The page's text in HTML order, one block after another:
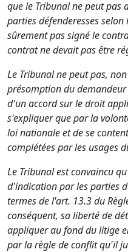
que le Tribunal ne peut pas
parties défenderesses
sûrement pas signé le
contrat ne devait pas être
Le Tribunal ne peut pas,
présomption du
d'un accord sur le droit
s'expliquer que par la
loi nationale et de se
complétées par les usages
Le Tribunal est convaincu
d'indication par les parties
termes de l'art. 13.3 du
conséquent, sa liberté de
appliquer au fond du litige
par la règle de conflit qu'il